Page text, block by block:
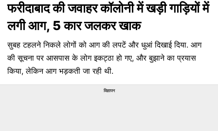
फरीदाबाद की जवाहर कॉलोनी में खड़ी गाड़‍ियों में
लगी आग, 5 कार जलकर खाक
सुबह टहलने न‍िकले लोगों को आग की लपटें और धुआं द‍िखाई द‍िया. आग
की सूचना पर आसपास के लोग इकट्ठा हो गए, और बुझाने का प्रयास
किया, लेकिन आग भड़कती जा रही थी.
विज्ञापन